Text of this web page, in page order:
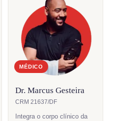
MÉDICO
Dr. Marcus Gesteira
CRM 21637/DF
Integra o corpo clínico da